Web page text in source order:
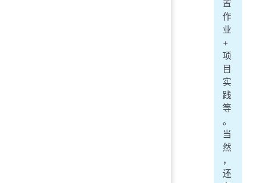
置
作
业
+
项
目
实
践
等
。
当
然
，
还